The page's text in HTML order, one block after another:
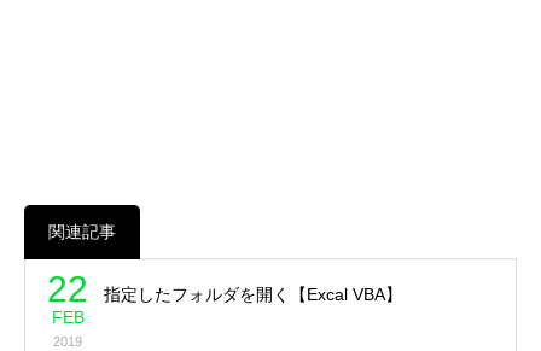
関連記事
22
FEB
2019
指定したフォルダを開く【Excal VBA】